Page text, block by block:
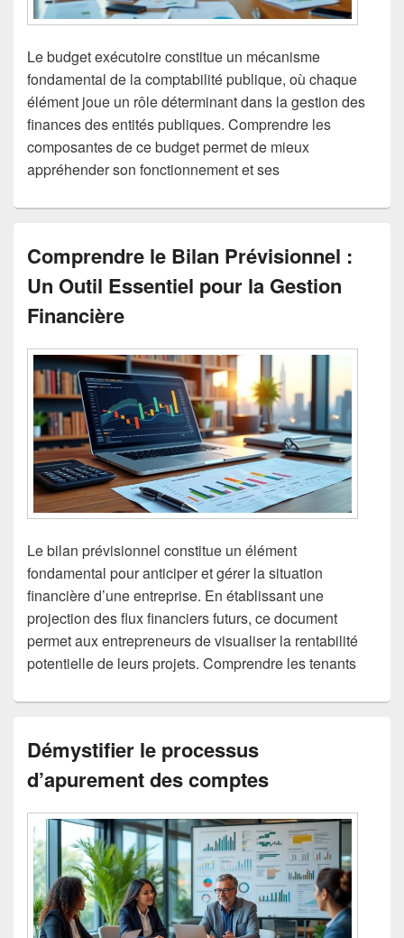
Le budget exécutoire constitue un mécanisme
fondamental de la comptabilité publique, où chaque
élément joue un rôle déterminant dans la gestion des
finances des entités publiques. Comprendre les
composantes de ce budget permet de mieux
appréhender son fonctionnement et ses
Comprendre le Bilan Prévisionnel :
Un Outil Essentiel pour la Gestion
Financière
Le bilan prévisionnel constitue un élément
fondamental pour anticiper et gérer la situation
financière d’une entreprise. En établissant une
projection des flux financiers futurs, ce document
permet aux entrepreneurs de visualiser la rentabilité
potentielle de leurs projets. Comprendre les tenants
Démystifier le processus
d’apurement des comptes